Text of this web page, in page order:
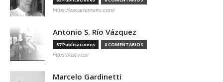
https://oscartenreiro.com/
Antonio S. Río Vázquez
57 Publicaciones 0 COMENTARIOS
https://asrv.es/
Marcelo Gardinetti